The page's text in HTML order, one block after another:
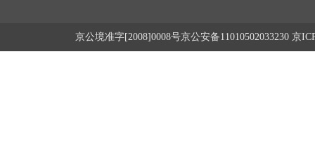
京公境准字[2008]0008号京公安备11010502033230 京